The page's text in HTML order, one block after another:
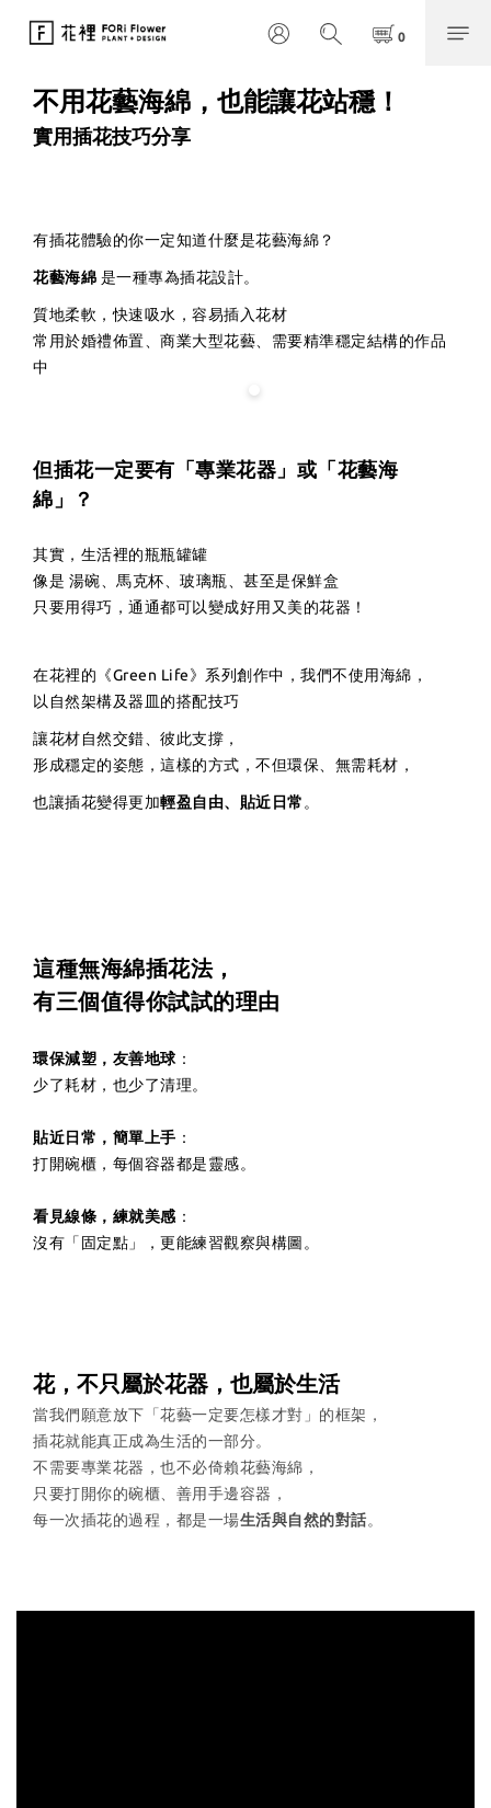
不用花藝海綿，也能讓花站穩！
實用插花技巧分享
有插花體驗的你一定知道什麼是花藝海綿？
花藝海綿 是一種專為插花設計。
質地柔軟，快速吸水， 容易插入花材
常用於婚禮佈置、商業大型花藝、需要精準穩定結構的作品
中
但插花一定要有「專業花器」或「花藝海
綿」？
其實，生活裡的瓶瓶罐罐
像是 湯碗、馬克杯、玻璃瓶、甚至是保鮮盒
只要用得巧，通通都可以變成好用又美的花器！
在花裡的《Green Life》系列創作中，我們不使用海綿，
以自然架構及器皿的搭配技巧
讓花材自然交錯、彼此支撐，
形成穩定的姿態，這樣的方式，不但環保、無需耗材，
也讓插花變得更加輕盈自由、貼近日常 。
這種無海綿插花法，
有三個值得你試試的理由
環保減塑，友善地球：
少了耗材，也少了清理。
貼近日常，簡單上手 ：
打開碗櫃，每個容器都是靈感。
看見線條，練就美感 ：
沒有「固定點」，更能練習觀察與構圖。
花，不只屬於花器，也屬於生活
當我們願意放下「花藝一定要怎樣才對」的框架，
插花就能真正成為生活的一部分。
不需要專業花器，也不必倚賴花藝海綿，
只要打開你的碗櫃、善用手邊容器，
每一次插花的過程，都是一場生活與自然的對話。